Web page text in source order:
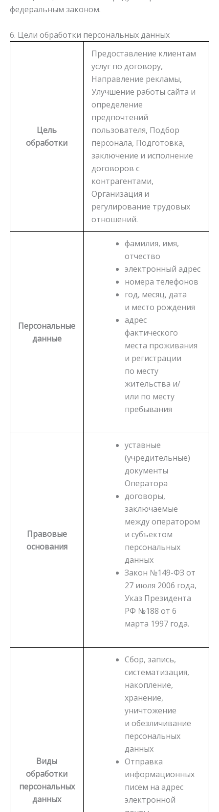
федеральным законом.
6. Цели обработки персональных данных
Цель
обработки
Предоставление клиентам
услуг по договору,
Направление рекламы,
Улучшение работы сайта и
определение
предпочтений
пользователя, Подбор
персонала, Подготовка,
заключение и исполнение
договоров с
контрагентами,
Организация и
регулирование трудовых
отношений.
Персональные
данные
фамилия, имя,
отчество
электронный адрес
номера телефонов
год, месяц, дата
и место рождения
адрес
фактического
места проживания
и регистрации
по месту
жительства и/
или по месту
пребывания
Правовые
основания
уставные
(учредительные)
документы
Оператора
договоры,
заключаемые
между оператором
и субъектом
персональных
данных
Закон №149-ФЗ от
27 июля 2006 года,
Указ Президента
РФ №188 от 6
марта 1997 года.
Виды
обработки
персональных
данных
Сбор, запись,
систематизация,
накопление,
хранение,
уничтожение
и обезличивание
персональных
данных
Отправка
информационных
писем на адрес
электронной